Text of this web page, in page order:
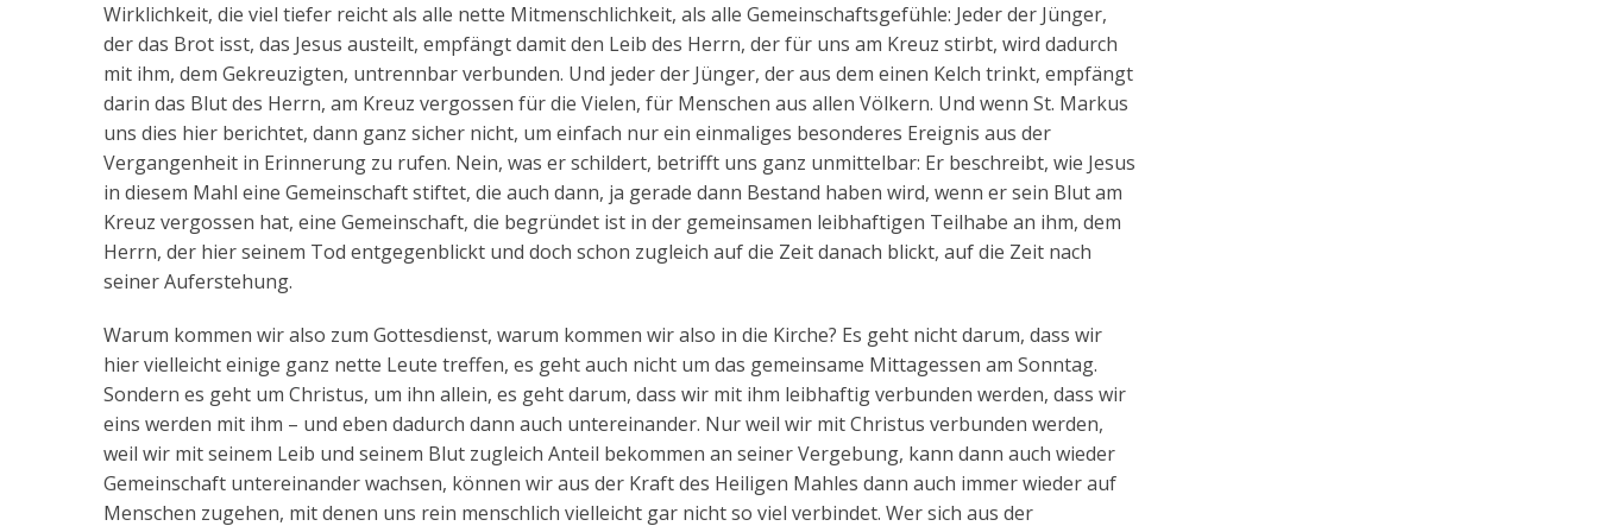
Wirklichkeit, die viel tiefer reicht als alle nette Mitmenschlichkeit, als alle Gemeinschaftsgefühle: Jeder der Jünger,
der das Brot isst, das Jesus austeilt, empfängt damit den Leib des Herrn, der für uns am Kreuz stirbt, wird dadurch
mit ihm, dem Gekreuzigten, untrennbar verbunden. Und jeder der Jünger, der aus dem einen Kelch trinkt, empfängt
darin das Blut des Herrn, am Kreuz vergossen für die Vielen, für Menschen aus allen Völkern. Und wenn St. Markus
uns dies hier berichtet, dann ganz sicher nicht, um einfach nur ein einmaliges besonderes Ereignis aus der
Vergangenheit in Erinnerung zu rufen. Nein, was er schildert, betrifft uns ganz unmittelbar: Er beschreibt, wie Jesus
in diesem Mahl eine Gemeinschaft stiftet, die auch dann, ja gerade dann Bestand haben wird, wenn er sein Blut am
Kreuz vergossen hat, eine Gemeinschaft, die begründet ist in der gemeinsamen leibhaftigen Teilhabe an ihm, dem
Herrn, der hier seinem Tod entgegenblickt und doch schon zugleich auf die Zeit danach blickt, auf die Zeit nach
seiner Auferstehung.
Warum kommen wir also zum Gottesdienst, warum kommen wir also in die Kirche? Es geht nicht darum, dass wir
hier vielleicht einige ganz nette Leute treffen, es geht auch nicht um das gemeinsame Mittagessen am Sonntag.
Sondern es geht um Christus, um ihn allein, es geht darum, dass wir mit ihm leibhaftig verbunden werden, dass wir
eins werden mit ihm – und eben dadurch dann auch untereinander. Nur weil wir mit Christus verbunden werden,
weil wir mit seinem Leib und seinem Blut zugleich Anteil bekommen an seiner Vergebung, kann dann auch wieder
Gemeinschaft untereinander wachsen, können wir aus der Kraft des Heiligen Mahles dann auch immer wieder auf
Menschen zugehen, mit denen uns rein menschlich vielleicht gar nicht so viel verbindet. Wer sich aus der